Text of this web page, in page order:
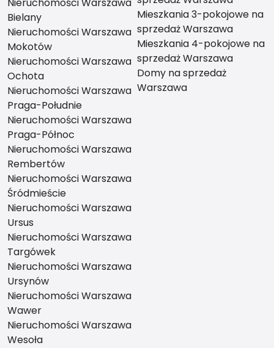
Bielany
Nieruchomości Warszawa
Mokotów
Nieruchomości Warszawa
Ochota
Nieruchomości Warszawa
Praga-Południe
Nieruchomości Warszawa
Praga-Północ
Nieruchomości Warszawa
Rembertów
Nieruchomości Warszawa
Śródmieście
Nieruchomości Warszawa
Ursus
Nieruchomości Warszawa
Targówek
Nieruchomości Warszawa
Ursynów
Nieruchomości Warszawa
Wawer
Nieruchomości Warszawa
Wesoła
Mieszkania 3-pokojowe na
sprzedaż Warszawa
Mieszkania 4-pokojowe na
sprzedaż Warszawa
Domy na sprzedaż
Warszawa